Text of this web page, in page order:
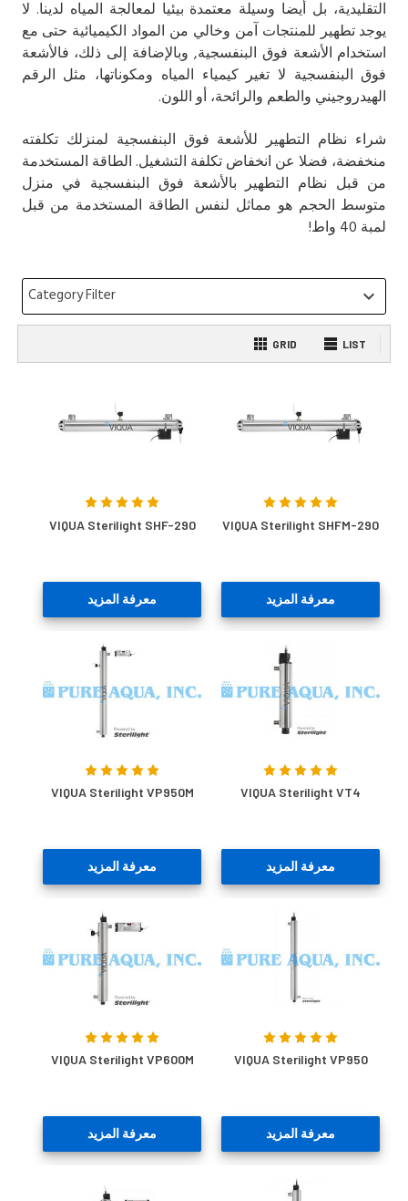
التقليدية، بل أيضا وسيلة معتمدة بيئيا لمعالجة المياه لدينا. لا
يوجد تطهير للمنتجات آمن وخالي من المواد الكيميائية حتى مع
استخدام الأشعة فوق البنفسجية, وبالإضافة إلى ذلك، فالأشعة
فوق البنفسجية لا تغير كيمياء المياه ومكوناتها، مثل الرقم
الهيدروجيني والطعم والرائحة، أو اللون.
شراء نظام التطهير للأشعة فوق البنفسجية لمنزلك تكلفته
منخفضة، فضلا عن انخفاض تكلفة التشغيل. الطاقة المستخدمة
من قبل نظام التطهير بالأشعة فوق البنفسجية في منزل
متوسط الحجم ​​هو مماثل لنفس الطاقة المستخدمة من قبل
لمبة 40 واط!
Category Filter keyboard_arrow_down
LIST
GRID
VIQUA Sterilight SHFM-290
معرفة المزيد
VIQUA Sterilight SHF-290
معرفة المزيد
VIQUA Sterilight VT4
معرفة المزيد
VIQUA Sterilight VP950M
معرفة المزيد
VIQUA Sterilight VP950
معرفة المزيد
VIQUA Sterilight VP600M
معرفة المزيد